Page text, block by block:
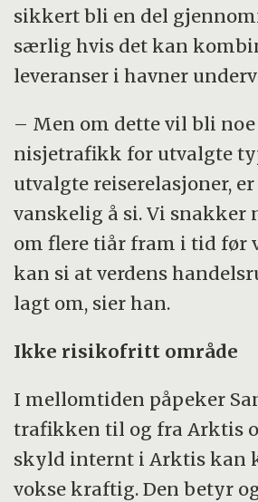
sikkert bli en del
særlig hvis det kan
leveranser i havner
– Men om dette vil bli
nisjetrafikk for utvalgte
utvalgte reiserelasjoner,
vanskelig å si. Vi snakker
om flere tiår fram i tid før
kan si at verdens
lagt om, sier han.
Ikke risikofritt område
I mellomtiden påpeker
trafikken til og fra Arktis
skyld internt i Arktis kan
vokse kraftig. Den betyr